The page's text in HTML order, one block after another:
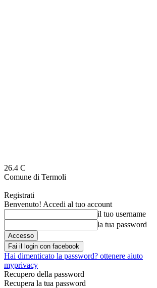
26.4 C
Comune di Termoli
Registrati
Benvenuto! Accedi al tuo account
il tuo username
la tua password
Fai il login con facebook
Hai dimenticato la password? ottenere aiuto
myprivacy
Recupero della password
Recupera la tua password